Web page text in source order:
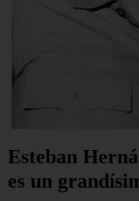
Esteban
es un